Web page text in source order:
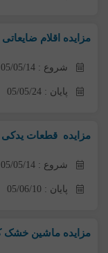
مزایده اقلام ضایعاتی
شروع : 05/05/14
پایان : 05/05/24
مزایده قطعات یدکی
شروع : 05/05/14
پایان : 05/06/10
مزایده ماشین خشک